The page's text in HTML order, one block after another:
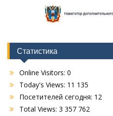
Статистика
Online Visitors: 0
Today's Views: 11 135
Посетителей сегодня: 12
Total Views: 3 357 762